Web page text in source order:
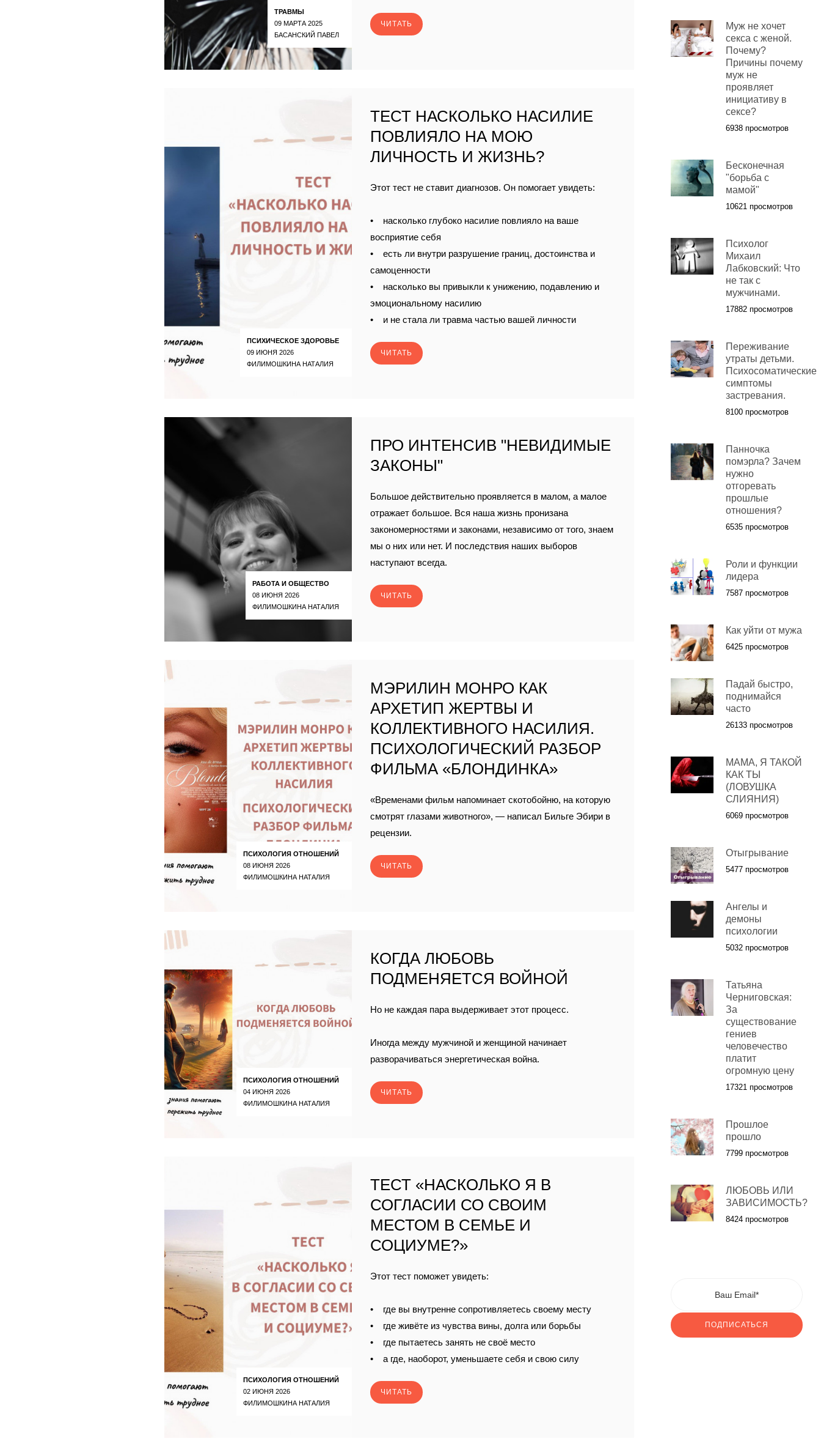
ТРАВМЫ
09 МАРТА 2025
БАСАНСКИЙ ПАВЕЛ
ЧИТАТЬ
ПСИХИЧЕСКОЕ ЗДОРОВЬЕ
09 ИЮНЯ 2026
ФИЛИМОШКИНА НАТАЛИЯ
ТЕСТ НАСКОЛЬКО НАСИЛИЕ
ПОВЛИЯЛО НА МОЮ
ЛИЧНОСТЬ И ЖИЗНЬ?
Этот тест не ставит диагнозов. Он помогает увидеть:
• насколько глубоко насилие повлияло на ваше
восприятие себя
• есть ли внутри разрушение границ, достоинства и
самоценности
• насколько вы привыкли к унижению, подавлению и
эмоциональному насилию
• и не стала ли травма частью вашей личности
ЧИТАТЬ
РАБОТА И ОБЩЕСТВО
08 ИЮНЯ 2026
ФИЛИМОШКИНА НАТАЛИЯ
ПРО ИНТЕНСИВ "НЕВИДИМЫЕ
ЗАКОНЫ"
Большое действительно проявляется в малом, а малое
отражает большое. Вся наша жизнь пронизана
закономерностями и законами, независимо от того, знаем
мы о них или нет. И последствия наших выборов
наступают всегда.
ЧИТАТЬ
ПСИХОЛОГИЯ ОТНОШЕНИЙ
08 ИЮНЯ 2026
ФИЛИМОШКИНА НАТАЛИЯ
МЭРИЛИН МОНРО КАК
АРХЕТИП ЖЕРТВЫ И
КОЛЛЕКТИВНОГО НАСИЛИЯ.
ПСИХОЛОГИЧЕСКИЙ РАЗБОР
ФИЛЬМА «БЛОНДИНКА»
«Временами фильм напоминает скотобойню, на которую
смотрят глазами животного», — написал Бильге Эбири в
рецензии.
ЧИТАТЬ
ПСИХОЛОГИЯ ОТНОШЕНИЙ
04 ИЮНЯ 2026
ФИЛИМОШКИНА НАТАЛИЯ
КОГДА ЛЮБОВЬ
ПОДМЕНЯЕТСЯ ВОЙНОЙ
Но не каждая пара выдерживает этот процесс.
Иногда между мужчиной и женщиной начинает
разворачиваться энергетическая война.
ЧИТАТЬ
ПСИХОЛОГИЯ ОТНОШЕНИЙ
02 ИЮНЯ 2026
ФИЛИМОШКИНА НАТАЛИЯ
ТЕСТ «НАСКОЛЬКО Я В
СОГЛАСИИ СО СВОИМ
МЕСТОМ В СЕМЬЕ И
СОЦИУМЕ?»
Этот тест поможет увидеть:
• где вы внутренне сопротивляетесь своему месту
• где живёте из чувства вины, долга или борьбы
• где пытаетесь занять не своё место
• а где, наоборот, уменьшаете себя и свою силу
ЧИТАТЬ
Муж не хочет
секса с женой.
Почему?
Причины почему
муж не
проявляет
инициативу в
сексе?
6938 просмотров
Бесконечная
"борьба с
мамой"
10621 просмотров
Психолог
Михаил
Лабковский: Что
не так с
мужчинами.
17882 просмотров
Переживание
утраты детьми.
Психосоматические
симптомы
застревания.
8100 просмотров
Панночка
помэрла? Зачем
нужно
отгоревать
прошлые
отношения?
6535 просмотров
Роли и функции
лидера
7587 просмотров
Как уйти от мужа
6425 просмотров
Падай быстро,
поднимайся
часто
26133 просмотров
МАМА, Я ТАКОЙ
КАК ТЫ
(ЛОВУШКА
СЛИЯНИЯ)
6069 просмотров
Отыгрывание
5477 просмотров
Ангелы и
демоны
психологии
5032 просмотров
Татьяна
Черниговская:
За
существование
гениев
человечество
платит
огромную цену
17321 просмотров
Прошлое
прошло
7799 просмотров
ЛЮБОВЬ ИЛИ
ЗАВИСИМОСТЬ?
8424 просмотров
ПОДПИСАТЬСЯ